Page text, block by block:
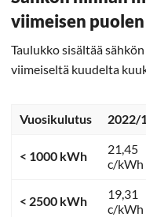
viimeisen
Taulukko sisältää
viimeiseltä kuudelta
Vuosikulutus 2022/
< 1000 kWh
21,45
c/kWh
< 2500 kWh
19,31
c/kWh